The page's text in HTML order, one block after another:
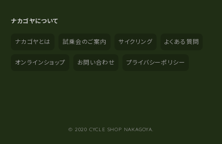
ナカゴヤについて
ナカゴヤとは 試乗会のご案内 サイクリング よくある質問
オンラインショップ お問い合わせ プライバシーポリシー
© 2020 CYCLE SHOP NAKAGOYA.